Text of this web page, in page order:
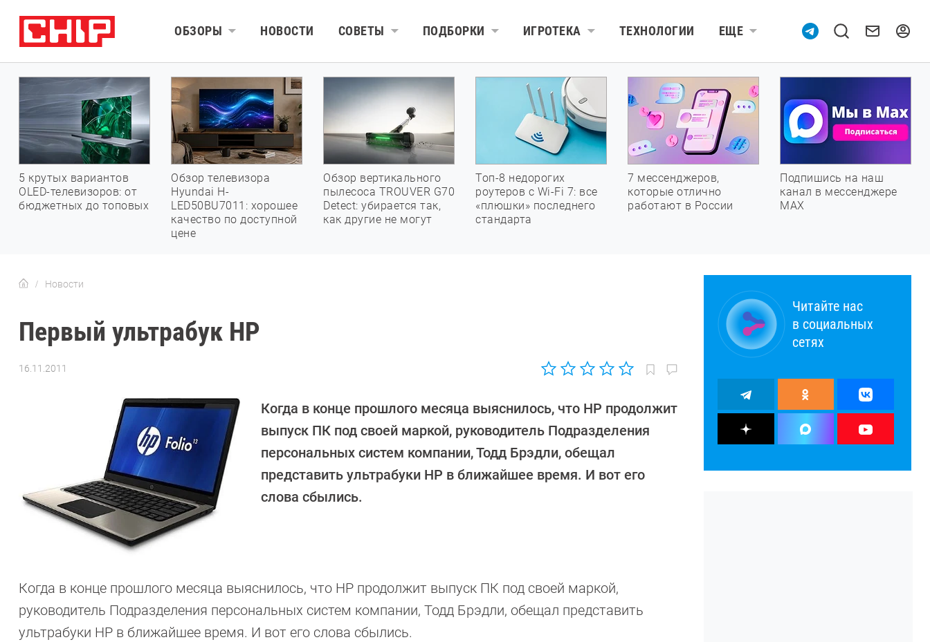
ОБЗОРЫ НОВОСТИ СОВЕТЫ ПОДБОРКИ ИГРОТЕКА ТЕХНОЛОГИИ ЕЩЕ
5 крутых вариантов
OLED-телевизоров: от
бюджетных до топовых
Обзор телевизора
Hyundai H-
LED50BU7011: хорошее
качество по доступной
цене
Обзор вертикального
пылесоса TROUVER G70
Detect: убирается так,
как другие не могут
Топ-8 недорогих
роутеров с Wi-Fi 7: все
«плюшки» последнего
стандарта
7 мессенджеров,
которые отлично
работают в России
Подпишись на наш
канал в мессенджере
МАХ
Новости
Первый ультрабук HP
16.11.2011
Когда в конце прошлого месяца выяснилось, что HP продолжит
выпуск ПК под своей маркой, руководитель Подразделения
персональных систем компании, Тодд Брэдли, обещал
представить ультрабуки HP в ближайшее время. И вот его
слова сбылись.
Когда в конце прошлого месяца выяснилось, что HP продолжит выпуск ПК под своей маркой,
руководитель Подразделения персональных систем компании, Тодд Брэдли, обещал представить
ультрабуки HP в ближайшее время. И вот его слова сбылись.
Читайте нас
в социальных
сетях